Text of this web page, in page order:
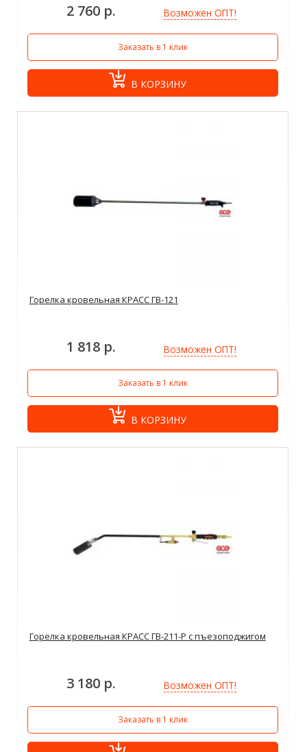
2 760 р. Возможен ОПТ!
Заказать в 1 клик
В КОРЗИНУ
Горелка кровельная КРАСС ГВ-121
1 818 р. Возможен ОПТ!
Заказать в 1 клик
В КОРЗИНУ
Горелка кровельная КРАСС ГВ-211-Р с пъезоподжигом
3 180 р. Возможен ОПТ!
Заказать в 1 клик